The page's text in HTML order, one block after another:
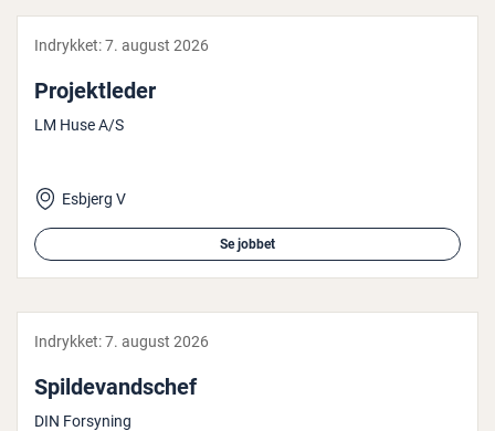
Indrykket:7. august 2026
Pro­jekt­le­der
LM Huse A/S
Esbjerg V
Se jobbet
Indrykket:7. august 2026
Spil­de­vands­chef
DIN Forsyning